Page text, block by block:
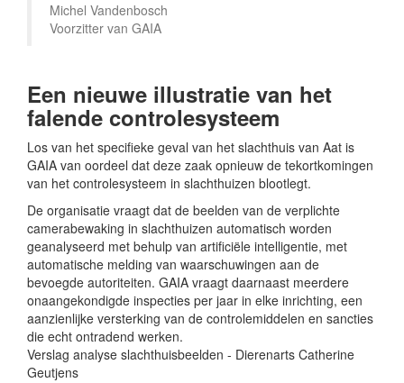
Michel Vandenbosch
Voorzitter van GAIA
Een nieuwe illustratie van het
falende controlesysteem
Los van het specifieke geval van het slachthuis van Aat is
GAIA van oordeel dat deze zaak opnieuw de tekortkomingen
van het controlesysteem in slachthuizen blootlegt.
De organisatie vraagt dat de beelden van de verplichte
camerabewaking in slachthuizen automatisch worden
geanalyseerd met behulp van artificiële intelligentie, met
automatische melding van waarschuwingen aan de
bevoegde autoriteiten. GAIA vraagt daarnaast meerdere
onaangekondigde inspecties per jaar in elke inrichting, een
aanzienlijke versterking van de controlemiddelen en sancties
die echt ontradend werken.
Verslag analyse slachthuisbeelden - Dierenarts Catherine
Geutjens